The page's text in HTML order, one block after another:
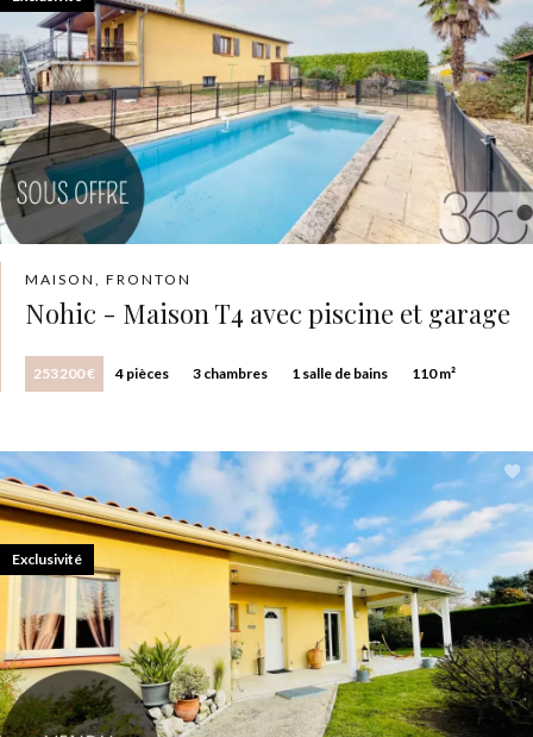
MAISON, FRONTON
Nohic - Maison T4 avec piscine et garage
253 200 € 4 pièces 3 chambres 1 salle de bains 110 m²
Exclusivité